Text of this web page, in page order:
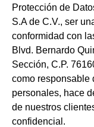
Protección de
S.A de C.V., ser
conformidad con
Blvd. Bernardo
Sección, C.P.
como responsable
personales, hace
de nuestros
confidencial.